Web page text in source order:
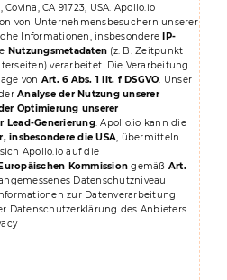
CA 91723, USA. Apollo.io
von Unternehmensbesuchern unserer
Informationen, insbesondereIP-
Nutzungsmetadaten (z. B. Zeitpunkt
verarbeitet. Die Verarbeitung
von Art. 6 Abs. 1 lit. f DSGVO. Unser
Analyse der Nutzung unserer
Optimierung unserer
Lead-Generierung. Apollo.io kann die
insbesondere die USA, übermitteln.
Apollo.io auf die
Kommission gemäß Art.
Datenschutzniveau
zur Datenverarbeitung
Datenschutzerklärung des Anbieters